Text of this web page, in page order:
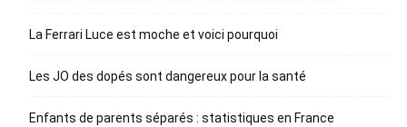
La Ferrari Luce est moche et voici pourquoi
Les JO des dopés sont dangereux pour la santé
Enfants de parents séparés : statistiques en France